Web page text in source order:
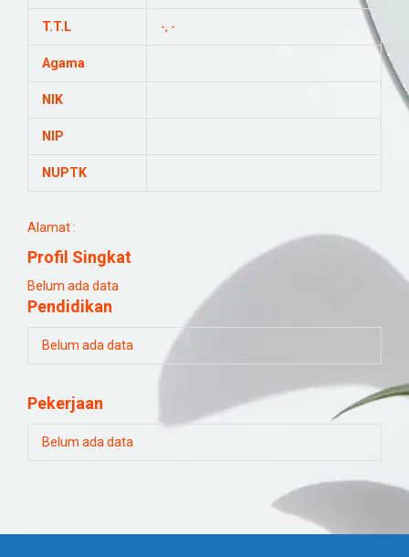
T.T.L -, -
Agama
NIK
NIP
NUPTK
Alamat :
Profil Singkat
Belum ada data
Pendidikan
Belum ada data
Pekerjaan
Belum ada data